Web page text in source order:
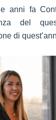
anni fa
del
di